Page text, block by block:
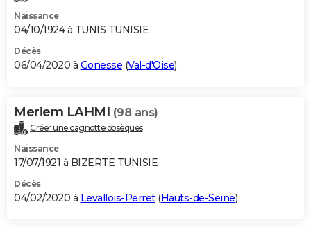
Naissance
04/10/1924 à TUNIS TUNISIE
Décès
06/04/2020 à Gonesse (Val-d'Oise)
Meriem LAHMI (98 ans)
Créer une cagnotte obsèques
Naissance
17/07/1921 à BIZERTE TUNISIE
Décès
04/02/2020 à Levallois-Perret(Hauts-de-Seine)